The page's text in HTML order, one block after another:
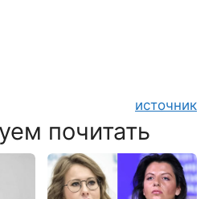
источник
почитать